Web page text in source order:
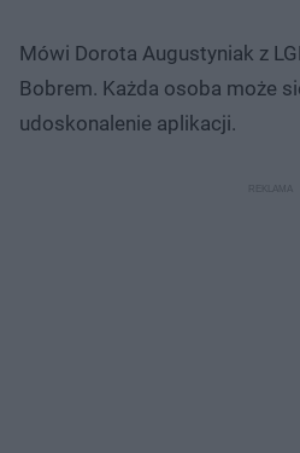
Mówi Dorota Augustyniak z
Bobrem. Każda osoba może
udoskonalenie aplikacji.